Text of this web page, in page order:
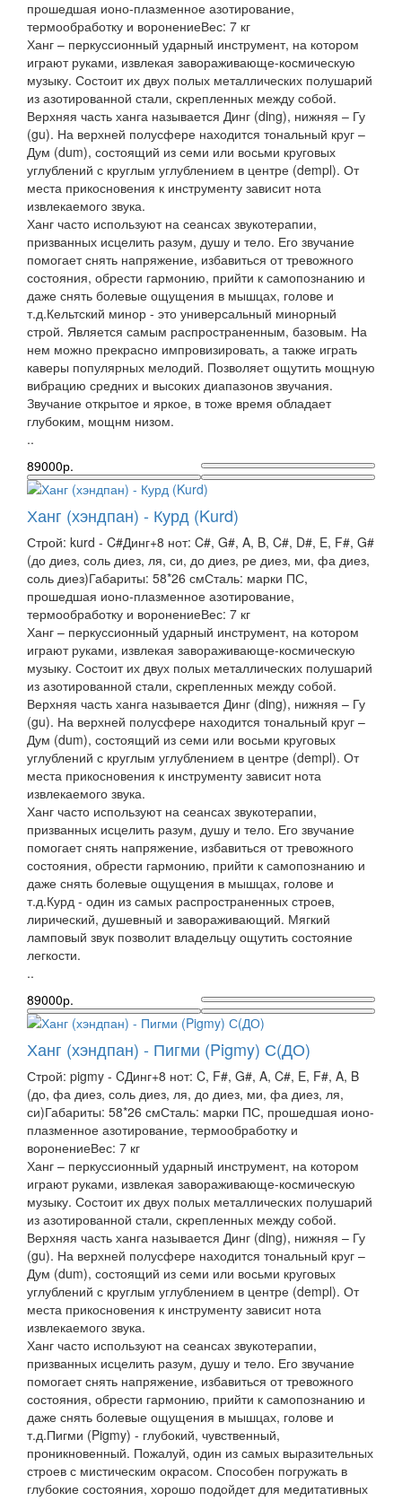
прошедшая ионо-плазменное азотирование,
термообработку и воронениеВес: 7 кг
Ханг – перкуссионный ударный инструмент, на котором
играют руками, извлекая завораживающе-космическую
музыку. Состоит их двух полых металлических полушарий
из азотированной стали, скрепленных между собой.
Верхняя часть ханга называется Динг (ding), нижняя – Гу
(gu). На верхней полусфере находится тональный круг –
Дум (dum), состоящий из семи или восьми круговых
углублений с круглым углублением в центре (dempl). От
места прикосновения к инструменту зависит нота
извлекаемого звука.
Ханг часто используют на сеансах звукотерапии,
призванных исцелить разум, душу и тело. Его звучание
помогает снять напряжение, избавиться от тревожного
состояния, обрести гармонию, прийти к самопознанию и
даже снять болевые ощущения в мышцах, голове и
т.д. Кельтский минор - это универсальный минорный
строй. Является самым распространенным, базовым. На
нем можно прекрасно импровизировать, а также играть
каверы популярных мелодий. Позволяет ощутить мощную
вибрацию средних и высоких диапазонов звучания.
Звучание открытое и яркое, в тоже время обладает
глубоким, мощнм низом.
..
89000р.
Ханг (хэндпан) - Курд (Kurd)
Строй: kurd - C#Динг+8 нот: C#, G#, A, B, C#, D#, E, F#, G#
(до диез, соль диез, ля, си, до диез, ре диез, ми, фа диез,
соль диез)Габариты: 58*26 смСталь: марки ПС,
прошедшая ионо-плазменное азотирование,
термообработку и воронениеВес: 7 кг
Ханг – перкуссионный ударный инструмент, на котором
играют руками, извлекая завораживающе-космическую
музыку. Состоит их двух полых металлических полушарий
из азотированной стали, скрепленных между собой.
Верхняя часть ханга называется Динг (ding), нижняя – Гу
(gu). На верхней полусфере находится тональный круг –
Дум (dum), состоящий из семи или восьми круговых
углублений с круглым углублением в центре (dempl). От
места прикосновения к инструменту зависит нота
извлекаемого звука.
Ханг часто используют на сеансах звукотерапии,
призванных исцелить разум, душу и тело. Его звучание
помогает снять напряжение, избавиться от тревожного
состояния, обрести гармонию, прийти к самопознанию и
даже снять болевые ощущения в мышцах, голове и
т.д.Курд - один из самых распространенных строев,
лирический, душевный и завораживающий. Мягкий
ламповый звук позволит владельцу ощутить состояние
легкости.
..
89000р.
Ханг (хэндпан) - Пигми (Pigmy) С(ДО)
Строй: pigmy - CДинг+8 нот: C, F#, G#, A, C#, E, F#, A, B
(до, фа диез, соль диез, ля, до диез, ми, фа диез, ля,
си)Габариты: 58*26 смСталь: марки ПС, прошедшая ионо-
плазменное азотирование, термообработку и
воронениеВес: 7 кг
Ханг – перкуссионный ударный инструмент, на котором
играют руками, извлекая завораживающе-космическую
музыку. Состоит их двух полых металлических полушарий
из азотированной стали, скрепленных между собой.
Верхняя часть ханга называется Динг (ding), нижняя – Гу
(gu). На верхней полусфере находится тональный круг –
Дум (dum), состоящий из семи или восьми круговых
углублений с круглым углублением в центре (dempl). От
места прикосновения к инструменту зависит нота
извлекаемого звука.
Ханг часто используют на сеансах звукотерапии,
призванных исцелить разум, душу и тело. Его звучание
помогает снять напряжение, избавиться от тревожного
состояния, обрести гармонию, прийти к самопознанию и
даже снять болевые ощущения в мышцах, голове и
т.д.Пигми (Pigmy) - глубокий, чувственный,
проникновенный. Пожалуй, один из самых выразительных
строев с мистическим окрасом. Способен погружать в
глубокие состояния, хорошо подойдет для медитативных